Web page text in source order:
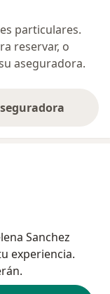
particulares.
reservar, o
aseguradora.
Sanchez
experiencia.